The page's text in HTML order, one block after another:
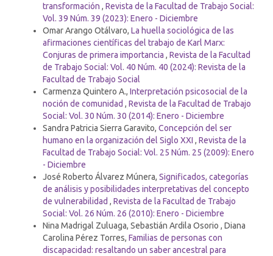
transformación , Revista de la Facultad de Trabajo Social:
Vol. 39 Núm. 39 (2023): Enero - Diciembre
Omar Arango Otálvaro, La huella sociológica de las
afirmaciones científicas del trabajo de Karl Marx:
Conjuras de primera importancia , Revista de la Facultad
de Trabajo Social: Vol. 40 Núm. 40 (2024): Revista de la
Facultad de Trabajo Social
Carmenza Quintero A., Interpretación psicosocial de la
noción de comunidad , Revista de la Facultad de Trabajo
Social: Vol. 30 Núm. 30 (2014): Enero - Diciembre
Sandra Patricia Sierra Garavito, Concepción del ser
humano en la organización del Siglo XXI , Revista de la
Facultad de Trabajo Social: Vol. 25 Núm. 25 (2009): Enero
- Diciembre
José Roberto Álvarez Múnera, Significados, categorías
de análisis y posibilidades interpretativas del concepto
de vulnerabilidad , Revista de la Facultad de Trabajo
Social: Vol. 26 Núm. 26 (2010): Enero - Diciembre
Nina Madrigal Zuluaga, Sebastián Ardila Osorio , Diana
Carolina Pérez Torres, Familias de personas con
discapacidad: resaltando un saber ancestral para